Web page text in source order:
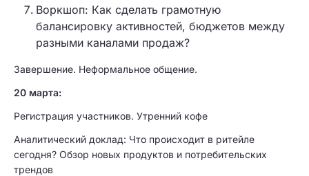
Воркшоп: Как сделать грамотную
балансировку активностей, бюджетов между
разными каналами продаж?
Завершение. Неформальное общение.
20 марта:
Регистрация участников. Утренний кофе
Аналитический доклад: Что происходит в ритейле
сегодня? Обзор новых продуктов и потребительских
трендов